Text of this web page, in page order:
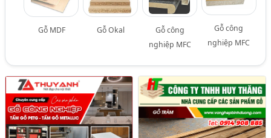
Gỗ MDF Gỗ Okal
Gỗ công
nghiệp MFC
Gỗ công
nghiệp MFC